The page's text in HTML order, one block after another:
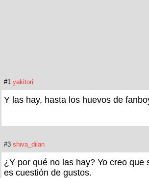
#1 yakitori
Y las hay, hasta los huevos de
#3 shiva_dilan
¿Y por qué no las hay? Yo creo que
es cuestión de gustos.